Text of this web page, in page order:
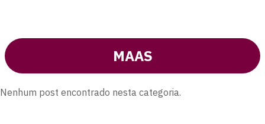
MAAS
Nenhum post encontrado nesta categoria.